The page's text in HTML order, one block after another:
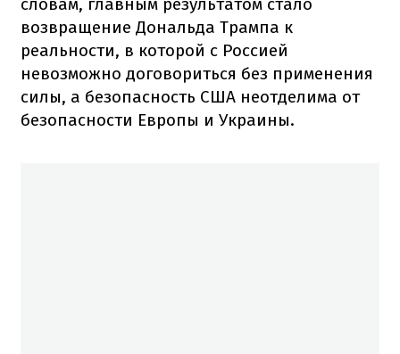
возвращение Дональда Трампа к
реальности, в которой с Россией
невозможно договориться без применения
силы, а безопасность США неотделима от
безопасности Европы и Украины.